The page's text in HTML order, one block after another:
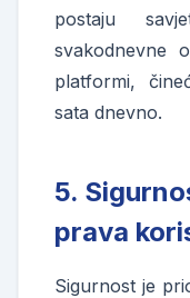
postaju
svakodnevne
platformi,
sata dnevno.
5.
prava
Sigurnost je